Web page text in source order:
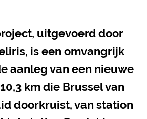
uitgevoerd door
is een omvangrijk
aanleg van een nieuwe
km die Brussel van
doorkruist, van station